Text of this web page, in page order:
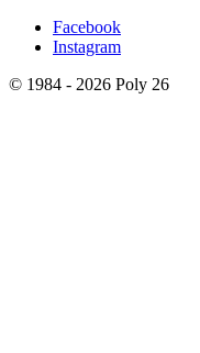
Facebook
Instagram
© 1984 - 2026 Poly 26